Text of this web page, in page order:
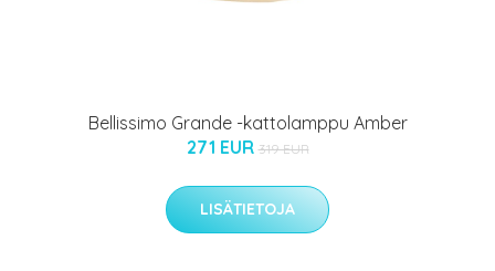
Bellissimo Grande -kattolamppu Amber
271 EUR 319 EUR
LISÄTIETOJA